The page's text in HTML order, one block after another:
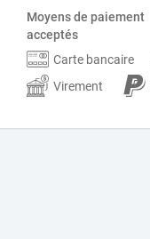
Moyens de paiement
acceptés
Carte bancaire
Virement